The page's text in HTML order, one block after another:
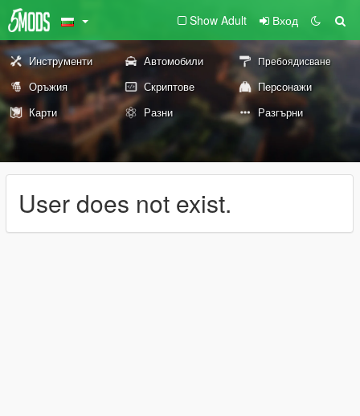
Show Adult Вход
Инструменти Автомобили Пребоядисване
Оръжия Скриптове
Персонажи
Карти
Разни Разгърни
User does not exist.